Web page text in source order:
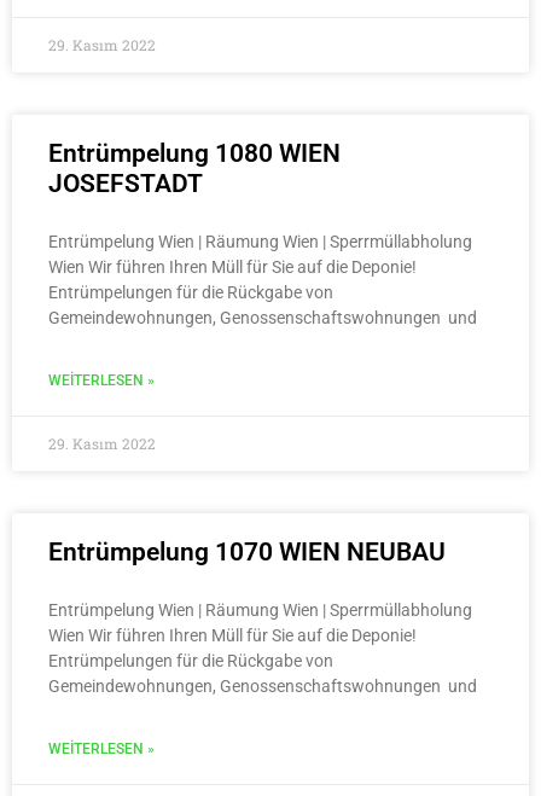
29. Kasım 2022
Entrümpelung 1080 WIEN
JOSEFSTADT
Entrümpelung Wien | Räumung Wien | Sperrmüllabholung
Wien Wir führen Ihren Müll für Sie auf die Deponie!
Entrümpelungen für die Rückgabe von
Gemeindewohnungen, Genossenschaftswohnungen und
WEITERLESEN »
29. Kasım 2022
Entrümpelung 1070 WIEN NEUBAU
Entrümpelung Wien | Räumung Wien | Sperrmüllabholung
Wien Wir führen Ihren Müll für Sie auf die Deponie!
Entrümpelungen für die Rückgabe von
Gemeindewohnungen, Genossenschaftswohnungen und
WEITERLESEN »